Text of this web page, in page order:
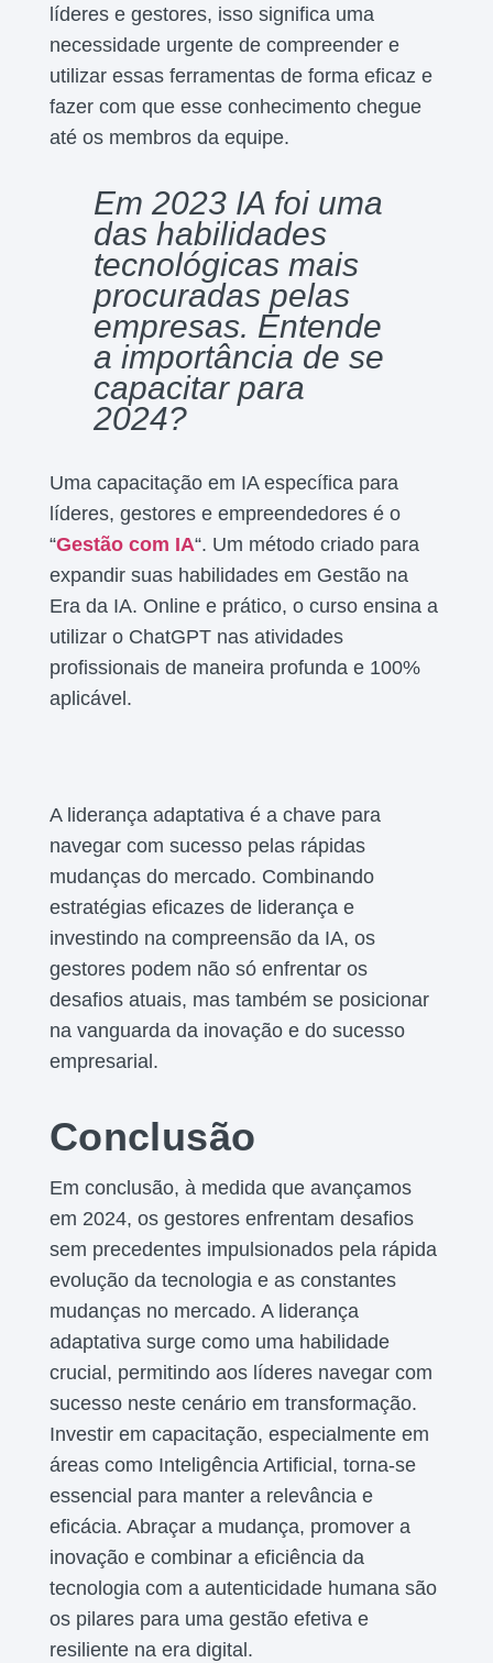
líderes e gestores, isso significa uma
necessidade urgente de compreender e
utilizar essas ferramentas de forma eficaz e
fazer com que esse conhecimento chegue
até os membros da equipe.
Em 2023 IA foi uma
das habilidades
tecnológicas mais
procuradas pelas
empresas. Entende
a importância de se
capacitar para
2024?
Uma capacitação em IA específica para
líderes, gestores e empreendedores é o
“Gestão com IA“. Um método criado para
expandir suas habilidades em Gestão na
Era da IA. Online e prático, o curso ensina a
utilizar o ChatGPT nas atividades
profissionais de maneira profunda e 100%
aplicável.
A liderança adaptativa é a chave para
navegar com sucesso pelas rápidas
mudanças do mercado. Combinando
estratégias eficazes de liderança e
investindo na compreensão da IA, os
gestores podem não só enfrentar os
desafios atuais, mas também se posicionar
na vanguarda da inovação e do sucesso
empresarial.
Conclusão
Em conclusão, à medida que avançamos
em 2024, os gestores enfrentam desafios
sem precedentes impulsionados pela rápida
evolução da tecnologia e as constantes
mudanças no mercado. A liderança
adaptativa surge como uma habilidade
crucial, permitindo aos líderes navegar com
sucesso neste cenário em transformação.
Investir em capacitação, especialmente em
áreas como Inteligência Artificial, torna-se
essencial para manter a relevância e
eficácia. Abraçar a mudança, promover a
inovação e combinar a eficiência da
tecnologia com a autenticidade humana são
os pilares para uma gestão efetiva e
resiliente na era digital.